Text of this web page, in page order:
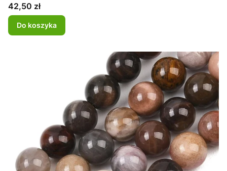
Cena
42,50 zł
Do koszyka